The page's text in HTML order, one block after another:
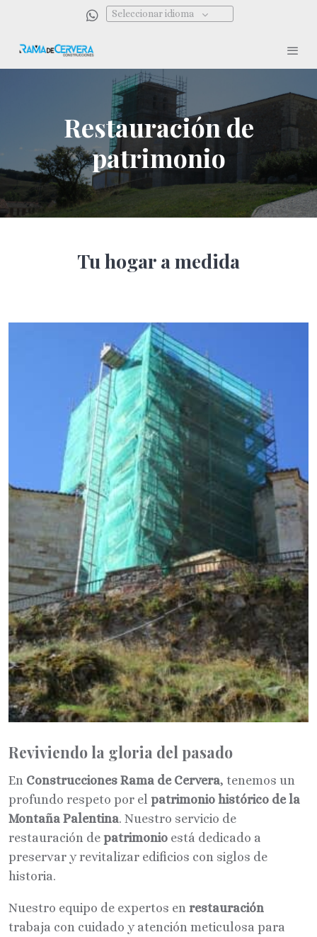
Seleccionar idioma
Restauración de
patrimonio
Tu hogar a medida
Reviviendo la gloria del pasado
En Construcciones Rama de Cervera, tenemos un
profundo respeto por el patrimonio histórico de la
Montaña Palentina. Nuestro servicio de
restauración de patrimonio está dedicado a
preservar y revitalizar edificios con siglos de
historia.
Nuestro equipo de expertos en restauración
trabaja con cuidado y atención meticulosa para